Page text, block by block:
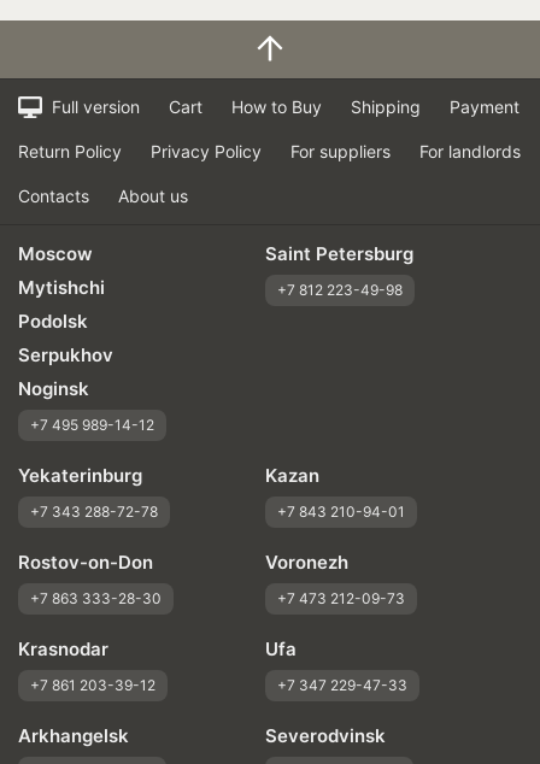
Full version Cart How to Buy Shipping Payment
Return Policy Privacy Policy For suppliers For landlords
Contacts About us
Moscow
Mytishchi
Podolsk
Serpukhov
Noginsk
+7 495 989-14-12
Saint Petersburg
+7 812 223-49-98
Yekaterinburg
+7 343 288-72-78
Kazan
+7 843 210-94-01
Rostov-on-Don
+7 863 333-28-30
Voronezh
+7 473 212-09-73
Krasnodar
+7 861 203-39-12
Ufa
+7 347 229-47-33
Arkhangelsk Severodvinsk